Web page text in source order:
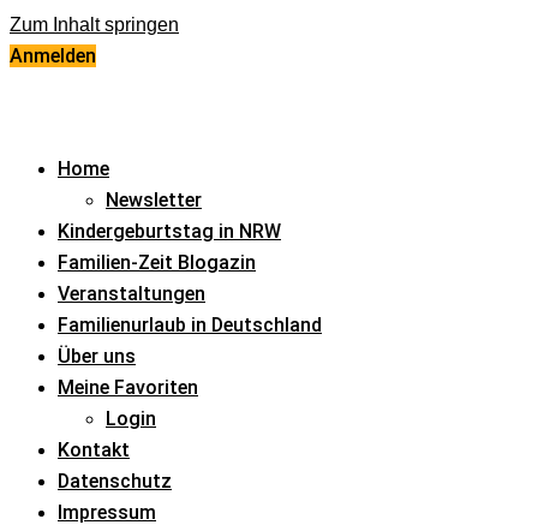
Zum Inhalt springen
Anmelden
Home
Newsletter
Kindergeburtstag in NRW
Familien-Zeit Blogazin
Veranstaltungen
Familienurlaub in Deutschland
Über uns
Meine Favoriten
Login
Kontakt
Datenschutz
Impressum